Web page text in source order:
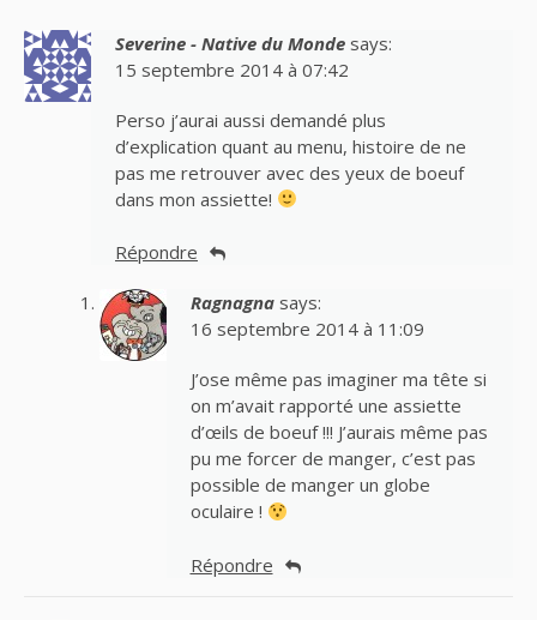
Severine - Native du Monde says:
15 septembre 2014 à 07:42
Perso j’aurai aussi demandé plus
d’explication quant au menu, histoire de ne
pas me retrouver avec des yeux de boeuf
dans mon assiette!
Répondre
Ragnagna says:
16 septembre 2014 à 11:09
J’ose même pas imaginer ma tête si
on m’avait rapporté une assiette
d’œils de boeuf !!! J’aurais même pas
pu me forcer de manger, c’est pas
possible de manger un globe
oculaire !
Répondre